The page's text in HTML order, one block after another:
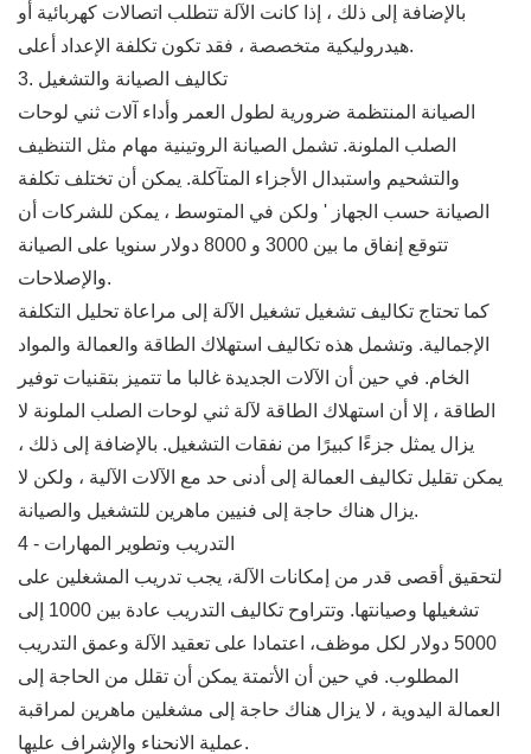
بالإضافة إلى ذلك ، إذا كانت الآلة تتطلب اتصالات كهربائية أو
هيدروليكية متخصصة ، فقد تكون تكلفة الإعداد أعلى.
3. تكاليف الصيانة والتشغيل
الصيانة المنتظمة ضرورية لطول العمر وأداء آلات ثني لوحات
الصلب الملونة. تشمل الصيانة الروتينية مهام مثل التنظيف
والتشحيم واستبدال الأجزاء المتآكلة. يمكن أن تختلف تكلفة
الصيانة حسب الجهاز ' ولكن في المتوسط ، يمكن للشركات أن
تتوقع إنفاق ما بين 3000 و 8000 دولار سنويا على الصيانة
والإصلاحات.
كما تحتاج تكاليف تشغيل تشغيل الآلة إلى مراعاة تحليل التكلفة
الإجمالية. وتشمل هذه تكاليف استهلاك الطاقة والعمالة والمواد
الخام. في حين أن الآلات الجديدة غالبا ما تتميز بتقنيات توفير
الطاقة ، إلا أن استهلاك الطاقة لآلة ثني لوحات الصلب الملونة لا
يزال يمثل جزءًا كبيرًا من نفقات التشغيل. بالإضافة إلى ذلك ،
يمكن تقليل تكاليف العمالة إلى أدنى حد مع الآلات الآلية ، ولكن لا
يزال هناك حاجة إلى فنيين ماهرين للتشغيل والصيانة.
4 - التدريب وتطوير المهارات
لتحقيق أقصى قدر من إمكانات الآلة، يجب تدريب المشغلين على
تشغيلها وصيانتها. وتتراوح تكاليف التدريب عادة بين 1000 إلى
5000 دولار لكل موظف، اعتمادا على تعقيد الآلة وعمق التدريب
المطلوب. في حين أن الأتمتة يمكن أن تقلل من الحاجة إلى
العمالة اليدوية ، لا يزال هناك حاجة إلى مشغلين ماهرين لمراقبة
عملية الانحناء والإشراف عليها.